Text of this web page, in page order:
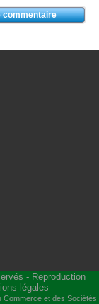
- Reproduction
légales
Commerce et des Sociétés